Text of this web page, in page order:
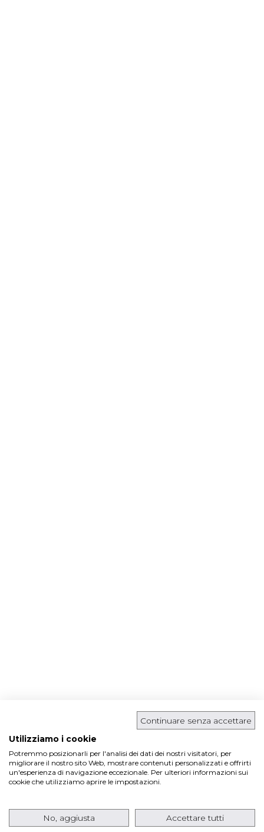
Continuare senza accettare
Utilizziamo i cookie
Potremmo posizionarli per l'analisi dei dati dei nostri visitatori, per
migliorare il nostro sito Web, mostrare contenuti personalizzati e offrirti
un'esperienza di navigazione eccezionale. Per ulteriori informazioni sui
cookie che utilizziamo aprire le impostazioni.
No, aggiusta Accettare tutti